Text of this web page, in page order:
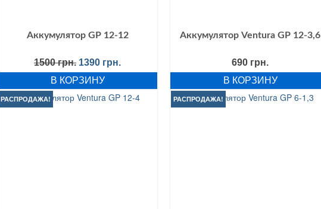
Аккумулятор GP 12-12
1500грн. Первоначальная
цена
составляла
1500 грн..
1390 грн.
цена:
В КОРЗИНУ
Аккумулятор Ventura GP 12-3,6
690 грн.
В КОРЗИНУ
РАСПРОДАЖА! РАСПРОДАЖА!